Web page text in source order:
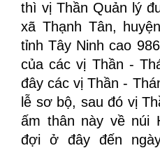
thì vị Thần Quản lý
xã Thạnh Tân,
tỉnh Tây Ninh cao
của các vị Thần -
đây các vị Thần -
lễ sơ bộ, sau đó vị
ấm thân này về núi
đợi ở đây đến